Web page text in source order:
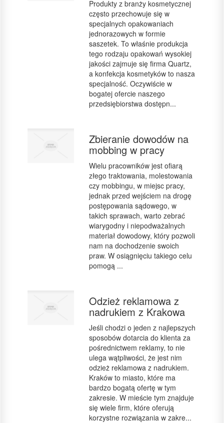
Produkty z branży kosmetycznej
często przechowuje się w
specjalnych opakowaniach
jednorazowych w formie
saszetek. To właśnie produkcja
tego rodzaju opakowań wysokiej
jakości zajmuje się firma Quartz,
a konfekcja kosmetyków to nasza
specjalność. Oczywiście w
bogatej ofercie naszego
przedsiębiorstwa dostępn...
Zbieranie dowodów na
mobbing w pracy
Wielu pracowników jest ofiarą
złego traktowania, molestowania
czy mobbingu, w miejsc pracy,
jednak przed wejściem na drogę
postępowania sądowego, w
takich sprawach, warto zebrać
wiarygodny i niepodważalnych
materiał dowodowy, który pozwoli
nam na dochodzenie swoich
praw. W osiągnięciu takiego celu
pomogą ...
Odzież reklamowa z
nadrukiem z Krakowa
Jeśli chodzi o jeden z najlepszych
sposobów dotarcia do klienta za
pośrednictwem reklamy, to nie
ulega wątpliwości, że jest nim
odzież reklamowa z nadrukiem.
Kraków to miasto, które ma
bardzo bogatą ofertę w tym
zakresie. W mieście tym znajduje
się wiele firm, które oferują
korzystne rozwiązania w zakre...